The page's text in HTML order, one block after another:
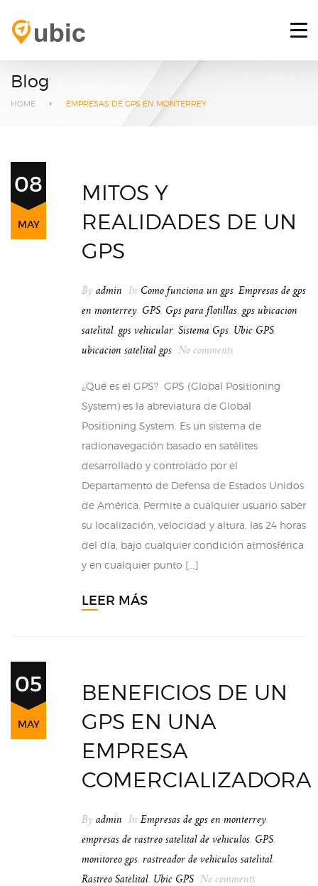
RETOS
PLATAFORMA GPS
CONTACTO
INICIAR SESIÓN
Blog
HOME EMPRESAS DE GPS EN MONTERREY
08
MAY
MITOS Y
REALIDADES DE UN
GPS
By admin In Como funciona un gps, Empresas de gps
en monterrey, GPS, Gps para flotillas, gps ubicacion
satelital, gps vehicular, Sistema Gps, Ubic GPS,
ubicacion satelital gps No comments
¿Qué es el GPS? GPS (Global Positioning
System) es la abreviatura de Global
Positioning System. Es un sistema de
radionavegación basado en satélites
desarrollado y controlado por el
Departamento de Defensa de Estados Unidos
de América. Permite a cualquier usuario saber
su localización, velocidad y altura, las 24 horas
del día, bajo cualquier condición atmosférica
y en cualquier punto […]
LEER MÁS
05
MAY
BENEFICIOS DE UN
GPS EN UNA
EMPRESA
COMERCIALIZADORA
By admin In Empresas de gps en monterrey,
empresas de rastreo satelital de vehiculos, GPS,
monitoreo gps, rastreador de vehiculos satelital,
Rastreo Satelital, Ubic GPS No comments